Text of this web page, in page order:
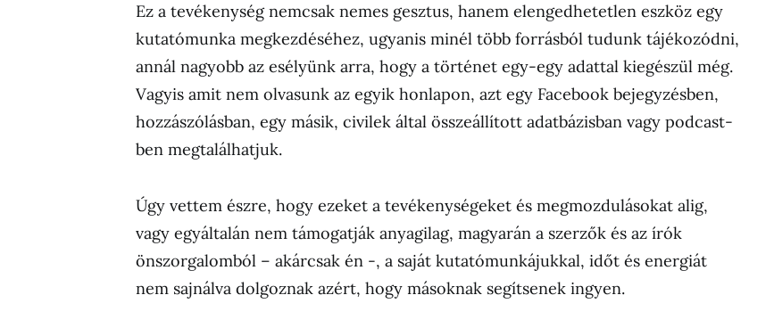
Ez a tevékenység nemcsak nemes gesztus, hanem elengedhetetlen eszköz egy
kutatómunka megkezdéséhez, ugyanis minél több forrásból tudunk tájékozódni,
annál nagyobb az esélyünk arra, hogy a történet egy-egy adattal kiegészül még.
Vagyis amit nem olvasunk az egyik honlapon, azt egy Facebook bejegyzésben,
hozzászólásban, egy másik, civilek által összeállított adatbázisban vagy podcast-
ben megtalálhatjuk.
Úgy vettem észre, hogy ezeket a tevékenységeket és megmozdulásokat alig,
vagy egyáltalán nem támogatják anyagilag, magyarán a szerzők és az írók
önszorgalomból – akárcsak én -, a saját kutatómunkájukkal, időt és energiát
nem sajnálva dolgoznak azért, hogy másoknak segítsenek ingyen.